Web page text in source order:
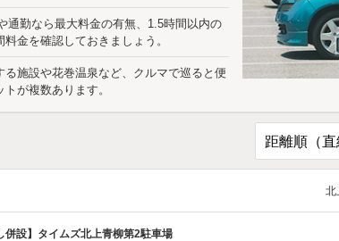
通勤なら最大料金の有無、1.5時間以内の
金を確認しておきましょう。
る施設や花巻温泉など、クルマで巡ると便
が複数あります。
北
併設】 タイムズ北上青柳第2駐車場